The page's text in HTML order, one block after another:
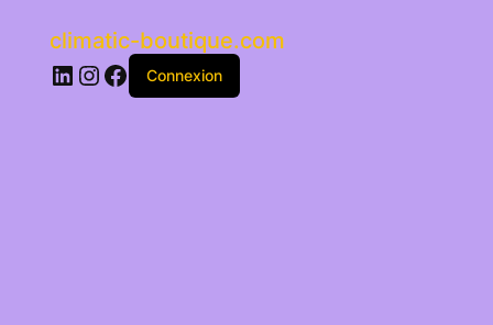
climatic-boutique.com
LinkedIn
Instagram
Facebook
Connexion